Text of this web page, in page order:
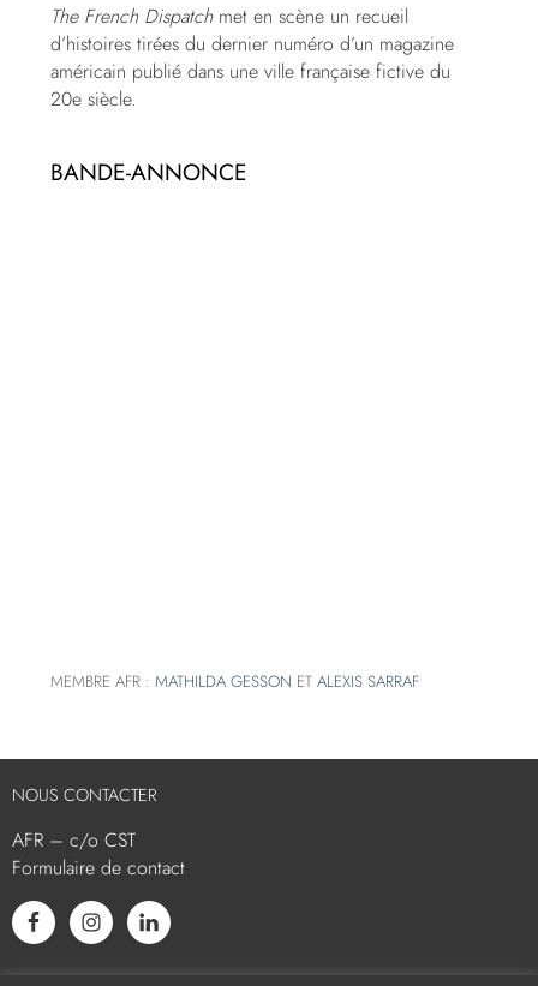
The French Dispatch met en scène un recueil
d’histoires tirées du dernier numéro d’un magazine
américain publié dans une ville française fictive du
20e siècle.
BANDE-ANNONCE
MEMBRE AFR :MATHILDA GESSON ETALEXIS SARRAF
NOUS CONTACTER
AFR – c/o CST
Formulaire de contact